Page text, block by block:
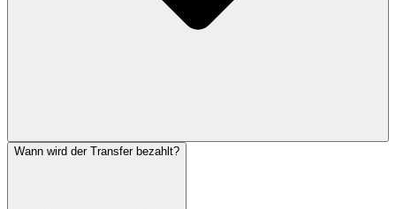
Wann wird der Transfer bezahlt?